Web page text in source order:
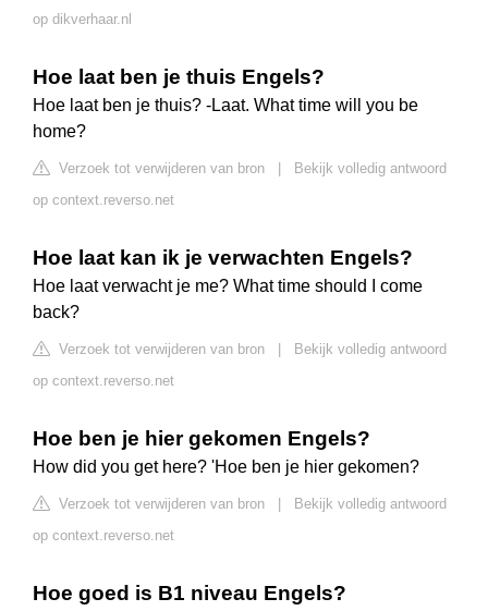
op dikverhaar.nl
Hoe laat ben je thuis Engels?
Hoe laat ben je thuis? -Laat. What time will you be
home?
Verzoek tot verwijderen van bron
Bekijk volledig antwoord
op context.reverso.net
Hoe laat kan ik je verwachten Engels?
Hoe laat verwacht je me? What time should I come
back?
Verzoek tot verwijderen van bron
Bekijk volledig antwoord
op context.reverso.net
Hoe ben je hier gekomen Engels?
How did you get here? 'Hoe ben je hier gekomen?
Verzoek tot verwijderen van bron
Bekijk volledig antwoord
op context.reverso.net
Hoe goed is B1 niveau Engels?